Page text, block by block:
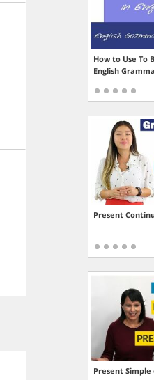
How to Use To
English
Present
Present